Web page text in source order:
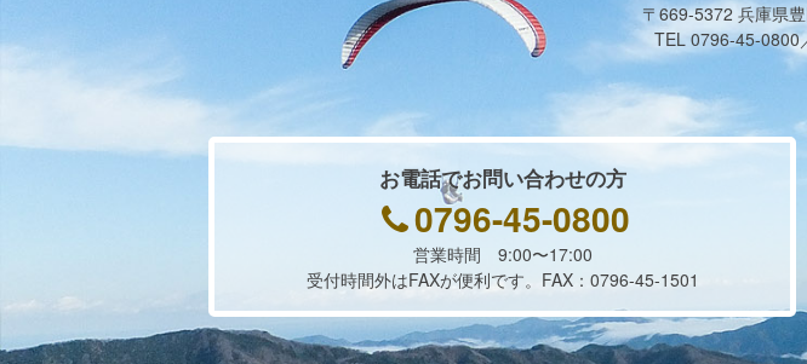
〒669-5372 兵庫県
TEL 0796-45-0800
お電話でお問い合わせの方
0796-45-0800
営業時間 9:00〜17:00
受付時間外はFAXが便利です。FAX：0796-45-1501